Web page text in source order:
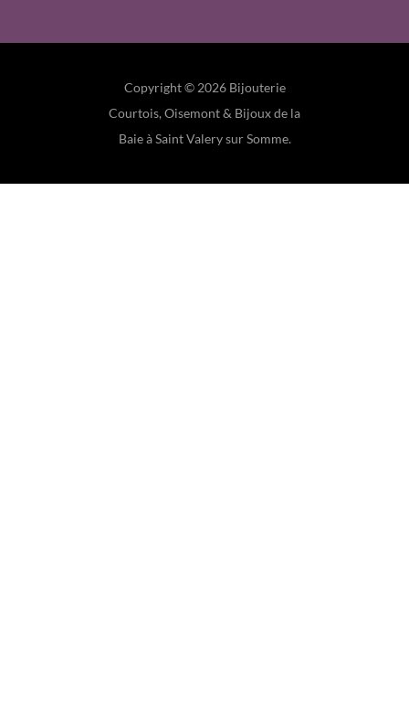
Copyright © 2026 Bijouterie
Courtois, Oisemont & Bijoux de la
Baie à Saint Valery sur Somme.